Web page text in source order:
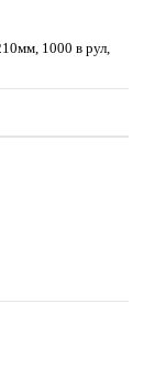
1000 в рул,